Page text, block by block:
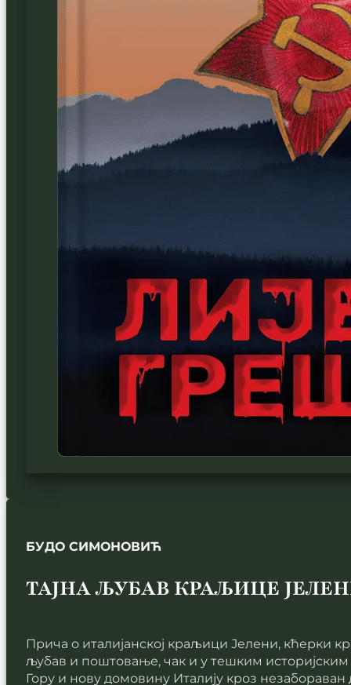
ТАЈНА ЉУБАВ КРАЉИЦЕ
БУДО СИМОНОВИЋ
Прича о италијанској краљици Јелени, кћерки
љубав и поштовање, чак и у тешким
Гору и нову домовину Италију кроз